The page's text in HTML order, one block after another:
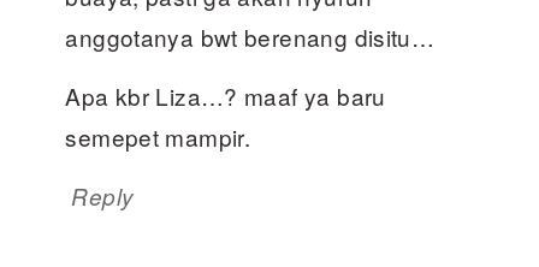
anggotanya bwt berenang disitu…
Apa kbr Liza…? maaf ya baru
semepet mampir.
Reply